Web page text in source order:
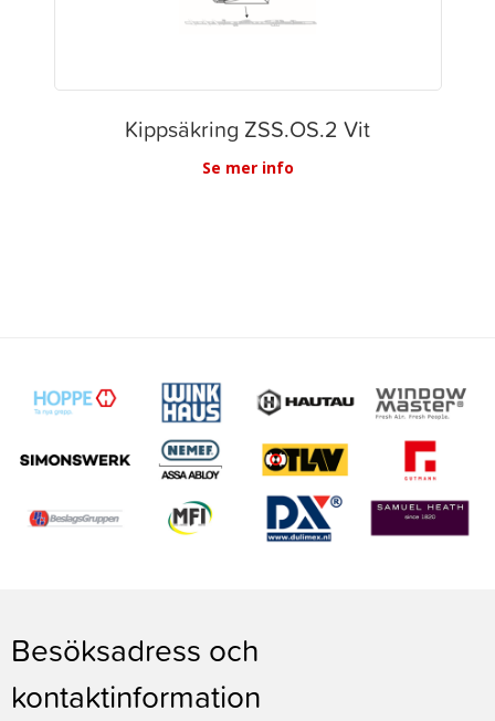
Kippsäkring ZSS.OS.2 Vit
Se mer info
Besöksadress och
kontaktinformation